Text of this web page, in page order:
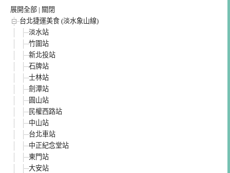
展開全部 | 關閉
台北捷運美食 (淡水象山線)
淡水站
竹圍站
新北投站
石牌站
士林站
劍潭站
圓山站
民權西路站
中山站
台北車站
中正紀念堂站
東門站
大安站